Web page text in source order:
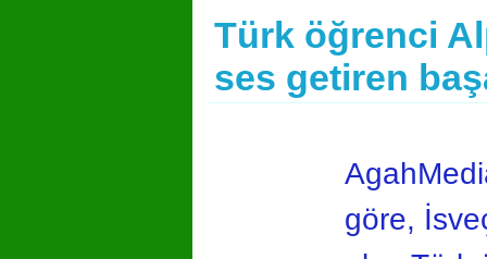
Türk öğrenci
ses getiren
göre,